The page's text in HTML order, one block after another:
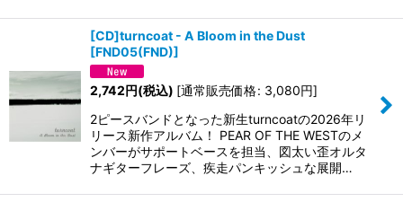
[CD]turncoat - A Bloom in the Dust
[FND05(FND)]
2,742円(税込) [通常販売価格: 3,080円]
2ピースバンドとなった新生turncoatの2026年リ
リース新作アルバム！ PEAR OF THE WESTのメ
ンバーがサポートベースを担当、図太い歪オルタ
ナギターフレーズ、疾走パンキッシュな展開…